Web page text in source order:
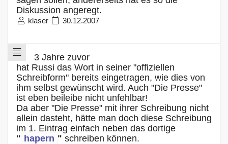
Diskussion angeregt.
klaser 30.12.2007
3 Jahre zuvor
hat Russi das Wort in seiner "offiziellen
Schreibform" bereits eingetragen, wie dies von
ihm selbst gewünscht wird. Auch "Die Presse"
ist eben beileibe nicht unfehlbar!
Da aber "Die Presse" mit ihrer Schreibung nicht
allein dasteht, hätte man doch diese Schreibung
im 1. Eintrag einfach neben das dortige
" hapern " schreiben können.